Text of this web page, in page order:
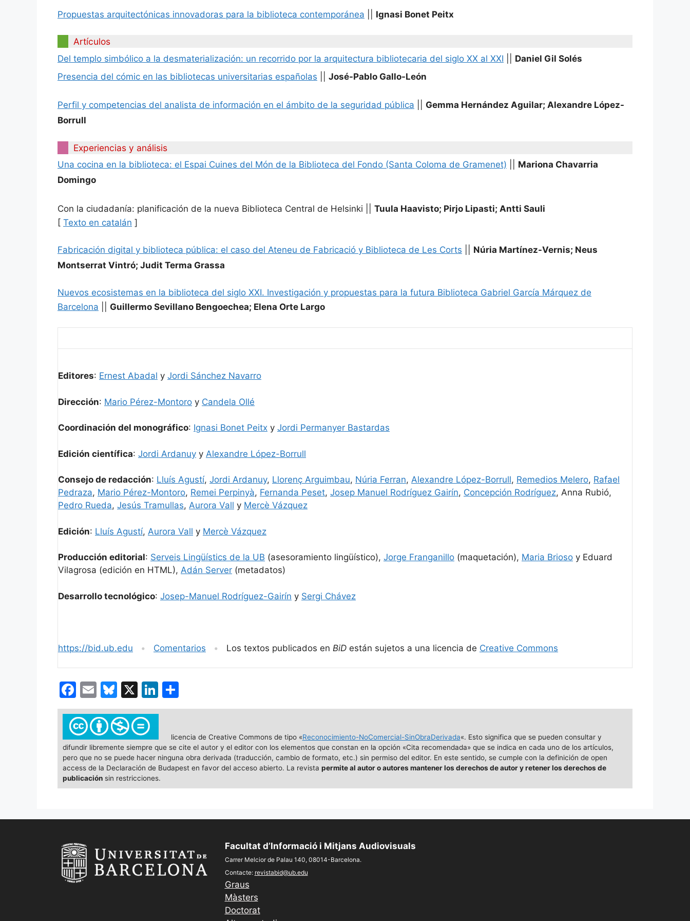
Propuestas arquitectónicas innovadoras para la biblioteca contemporánea Ignasi Bonet Peitx
Artículos
Del templo simbólico a la desmaterialización: un recorrido por la arquitectura bibliotecaria del siglo XX al XXI
Daniel Gil Solés
Presencia del cómic en las bibliotecas universitarias españolas
José-Pablo Gallo-León
Perfil y competencias del analista de información en el ámbito de la seguridad pública
Gemma Hernández Aguilar; Alexandre López-
Borrull
Experiencias y análisis
Una cocina en la biblioteca: el Espai Cuines del Món de la Biblioteca del Fondo (Santa Coloma de Gramenet)
Mariona Chavarria
Domingo
Con la ciudadanía: planificación de la nueva Biblioteca Central de Helsinki
Tuula Haavisto; Pirjo Lipasti; Antti Sauli
[ Texto en catalán ]
Fabricación digital y biblioteca pública: el caso del Ateneu de Fabricació y Biblioteca de Les Corts
Núria Martínez-Vernis; Neus
Montserrat Vintró; Judit Terma Grassa
Nuevos ecosistemas en la biblioteca del siglo XXI. Investigación y propuestas para la futura Biblioteca Gabriel García Márquez de
Barcelona
Guillermo Sevillano Bengoechea; Elena Orte Largo
Editores: Ernest Abadal y Jordi Sánchez Navarro
Dirección: Mario Pérez-Montoro y Candela Ollé
Coordinación del monográfico: Ignasi Bonet Peitx y Jordi Permanyer Bastardas
Edición científica: Jordi Ardanuy y Alexandre López-Borrull
Consejo de redacción: Lluís Agustí, Jordi Ardanuy, Llorenç Arguimbau, Núria Ferran, Alexandre López-Borrull, Remedios Melero, Rafael
Pedraza, Mario Pérez-Montoro, Remei Perpinyà, Fernanda Peset, Josep Manuel Rodríguez Gairín, Concepción Rodríguez, Anna Rubió,
Pedro Rueda, Jesús Tramullas, Aurora Vall y Mercè Vázquez
Edición: Lluís Agustí, Aurora Vall y Mercè Vázquez
Producción editorial: Serveis Lingüístics de la UB (asesoramiento lingüístico), Jorge Franganillo (maquetación), Maria Brioso y Eduard
Vilagrosa (edición en HTML), Adán Server (metadatos)
Desarrollo tecnológico: Josep-Manuel Rodríguez-Gairín y Sergi Chávez
https://bid.ub.edu • Comentarios • Los textos publicados en BiD están sujetos a una licencia de Creative Commons
F
a
c
e
b
o
o
E
m
ai
l
Bl
u
e
s
k
y
X
Li
n
e
dI
n
o
p
ar
tir
licencia de Creative Commons de tipo «Reconocimiento-NoComercial-SinObraDerivada«. Esto significa que se pueden consultar y
difundir libremente siempre que se cite el autor y el editor con los elementos que constan en la opción «Cita recomendada» que se indica en cada uno de los artículos,
pero que no se puede hacer ninguna obra derivada (traducción, cambio de formato, etc.) sin permiso del editor. En este sentido, se cumple con la definición de open
access de la Declaración de Budapest en favor del acceso abierto. La revista permite al autor o autores mantener los derechos de autor y retener los derechos de
publicación sin restricciones.
Facultat d’Informació i Mitjans Audiovisuals
Carrer Melcior de Palau 140, 08014-Barcelona.
Contacte: revistabid@ub.edu
Graus
Màsters
Doctorat